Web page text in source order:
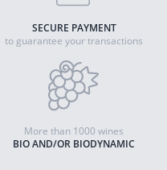
SECURE PAYMENT
to guarantee your transactions
BIO AND/OR BIODYNAMIC
More than 1000 wines